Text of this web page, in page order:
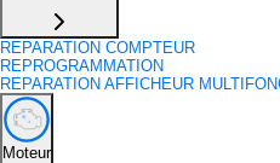
REPARATION COMPTEUR
REPROGRAMMATION
REPARATION AFFICHEUR
Moteur